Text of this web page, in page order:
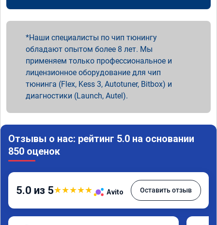
Наши специалисты по чип тюнингу
обладают опытом более 8 лет. Мы
применяем только профессиональное и
лицензионное оборудование для чип
тюнинга (Flex, Kess 3, Autotuner, Bitbox) и
диагностики (Launch, Autel).
Отзывы о нас: рейтинг 5.0 на основании
850 оценок
5.0 из 5★★★★★ Avito Оставить отзыв